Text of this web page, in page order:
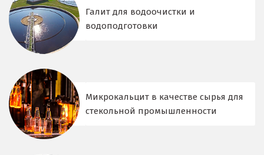
Галит для водоочистки и
водоподготовки
Микрокальцит в качестве сырья для
стекольной промышленности